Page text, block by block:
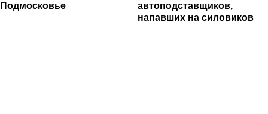
Подмосковье
автоподставщиков,
напавших на силовиков